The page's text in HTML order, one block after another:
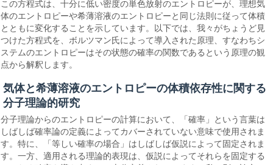
この方程式は、十分に低い密度の単色放射のエントロピーが、理想気
体のエントロピーや希薄溶液のエントロピーと同じ法則に従って体積
とともに変化することを示しています。以下では、我々がちょうど見
つけた方程式を、ボルツマン氏によって導入された原理、すなわちシ
ステムのエントロピーはその状態の確率の関数であるという原理の観
点から解釈します。
気体と希薄溶液のエントロピーの体積依存性に関する
分子理論的研究
分子理論からのエントロピーの計算において、「確率」という言葉は
しばしば確率論の定義によってカバーされていない意味で使用されま
す。特に、「等しい確率の場合」はしばしば仮説によって固定されま
す。一方、適用される理論的表現は、仮説によってそれらを固定する